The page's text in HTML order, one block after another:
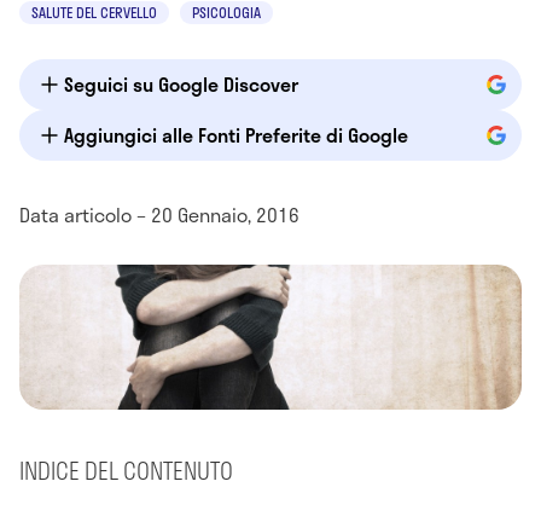
SALUTE DEL CERVELLO PSICOLOGIA
Seguici su Google Discover
Aggiungici alle Fonti Preferite di Google
Data articolo – 20 Gennaio, 2016
INDICE DEL CONTENUTO